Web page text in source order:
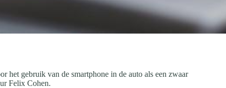
het gebruik van de smartphone in de auto als een zwaar
Felix Cohen.